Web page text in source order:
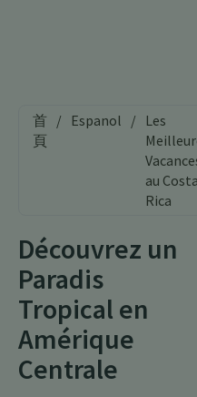
首
頁
/ Espanol / Les
au Costa
Rica
Découvrez un
Paradis
Tropical en
Amérique
Centrale